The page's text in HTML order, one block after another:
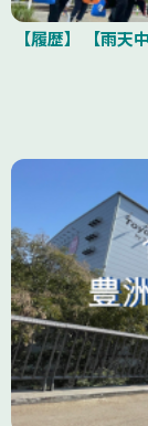
【履歴】 【雨